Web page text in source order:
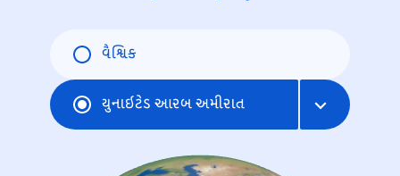
વૈશ્વિક
યુનાઇટેડ આરબ અમીરાત